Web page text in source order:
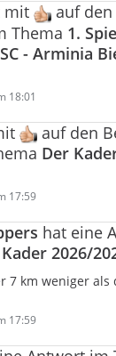
mit
auf
Thema 1.
- Arminia
18:01
auf den
Der
17:59
hat eine
2026/
7 km weniger als
17:59